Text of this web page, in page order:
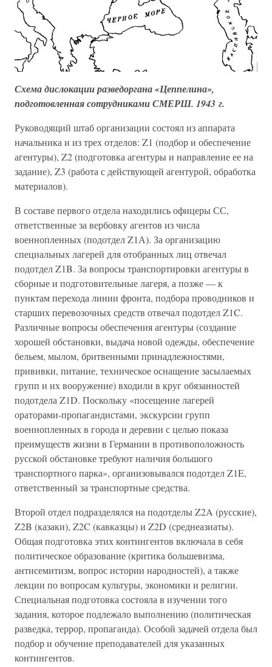
Схема дислокации разведоргана «Цеппелина»,
подготовленная сотрудниками СМЕРШ. 1943 г.
Руководящий штаб организации состоял из аппарата
начальника и из трех отделов: Z1 (подбор и обеспечение
агентуры), Z2 (подготовка агентуры и направление ее на
задание), Z3 (работа с действующей агентурой, обработка
материалов).
В составе первого отдела находились офицеры СС,
ответственные за вербовку агентов из числа
военнопленных (подотдел Z1А). За организацию
специальных лагерей для отобранных лиц отвечал
подотдел Z1B. За вопросы транспортировки агентуры в
сборные и подготовительные лагеря, а позже — к
пунктам перехода линии фронта, подбора проводников и
старших перевозочных средств отвечал подотдел Z1C.
Различные вопросы обеспечения агентуры (создание
хорошей обстановки, выдача новой одежды, обеспечение
бельем, мылом, бритвенными принадлежностями,
прививки, питание, техническое оснащение засылаемых
групп и их вооружение) входили в круг обязанностей
подотдела Z1D. Поскольку «посещение лагерей
ораторами-пропагандистами, экскурсии групп
военнопленных в города и деревни с целью показа
преимуществ жизни в Германии в противоположность
русской обстановке требуют наличия большого
транспортного парка», организовывался подотдел Z1E,
ответственный за транспортные средства.
Второй отдел подразделялся на подотделы Z2A (русские),
Z2B (казаки), Z2C (кавказцы) и Z2D (среднеазиаты).
Общая подготовка этих контингентов включала в себя
политическое образование (критика большевизма,
антисемитизм, вопрос истории народностей), а также
лекции по вопросам культуры, экономики и религии.
Специальная подготовка состояла в изучении того
задания, которое подлежало выполнению (политическая
разведка, террор, пропаганда). Особой задачей отдела был
подбор и обучение преподавателей для указанных
контингентов.